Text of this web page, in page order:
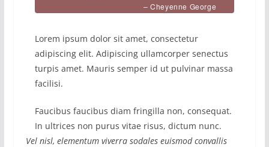
– Cheyenne George
Lorem ipsum dolor sit amet, consectetur
adipiscing elit. Adipiscing ullamcorper senectus
turpis amet. Mauris semper id ut pulvinar massa
facilisi.
Faucibus faucibus diam fringilla non, consequat.
In ultrices non purus vitae risus, dictum nunc.
Vel nisl, elementum viverra sodales euismod convallis